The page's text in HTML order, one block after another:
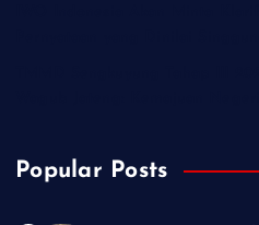
Popular Posts